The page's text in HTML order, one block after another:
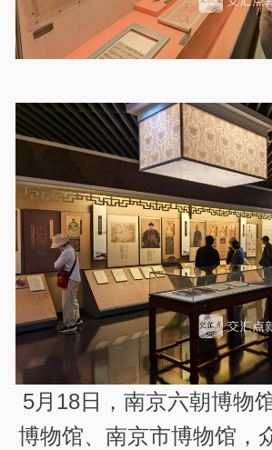
5月18日，南京六朝博物
博物馆、南京市博物馆，